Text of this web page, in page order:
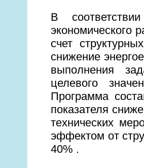
В
экономического
счет
снижение
выполнения
целевого
Программа
показателя
технических
эффектом от
40% .